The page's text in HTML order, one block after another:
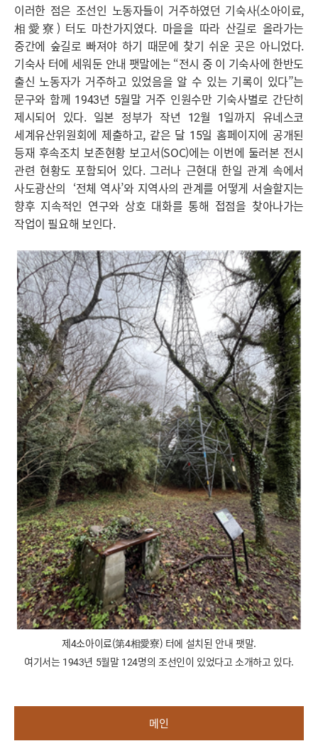
이러한 점은 조선인 노동자들이 거주하였던 기숙사(소아이료,
相愛寮) 터도 마찬가지였다. 마을을 따라 산길로 올라가는
중간에 숲길로 빠져야 하기 때문에 찾기 쉬운 곳은 아니었다.
기숙사 터에 세워둔 안내 팻말에는 “전시 중 이 기숙사에 한반도
출신 노동자가 거주하고 있었음을 알 수 있는 기록이 있다”는
문구와 함께 1943년 5월말 거주 인원수만 기숙사별로 간단히
제시되어 있다. 일본 정부가 작년 12월 1일까지 유네스코
세계유산위원회에 제출하고, 같은 달 15일 홈페이지에 공개된
등재 후속조치 보존현황 보고서(SOC)에는 이번에 둘러본 전시
관련 현황도 포함되어 있다. 그러나 근현대 한일 관계 속에서
사도광산의 ‘전체 역사’와 지역사의 관계를 어떻게 서술할지는
향후 지속적인 연구와 상호 대화를 통해 접점을 찾아나가는
작업이 필요해 보인다.
제4소아이료(第4相愛寮) 터에 설치된 안내 팻말.
여기서는 1943년 5월말 124명의 조선인이 있었다고 소개하고 있다.
메인